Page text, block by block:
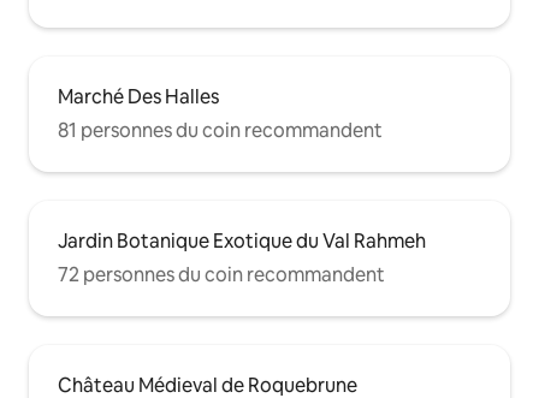
Marché Des Halles
81 personnes du coin recommandent
Jardin Botanique Exotique du Val Rahmeh
72 personnes du coin recommandent
Château Médieval de Roquebrune